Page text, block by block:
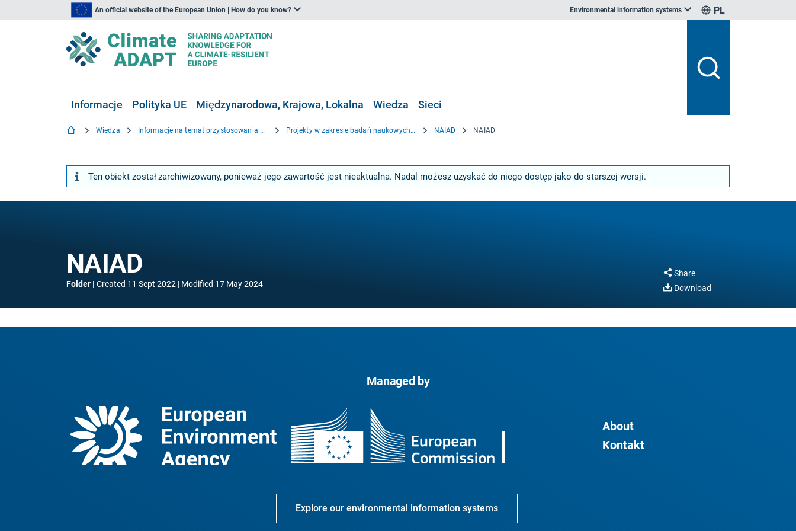
An official website of the European Union | How do you know? Environmental information systems PL
Informacje Polityka UE Międzynarodowa, Krajowa, Lokalna Wiedza Sieci
Wiedza Informacje na temat przystosowania się do zmiany klimatu Projekty w zakresie badań naukowych i innowacji NAIAD NAIAD
Ten obiekt został zarchiwizowany, ponieważ jego zawartość jest nieaktualna. Nadal możesz uzyskać do niego dostęp jako do starszej wersji.
NAIAD
Folder Created 11 Sept 2022 Modified 17 May 2024
Share
Download
Managed by
About
Kontakt
Explore our environmental information systems